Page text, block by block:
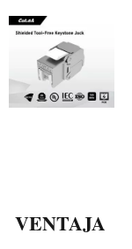
VENTAJA